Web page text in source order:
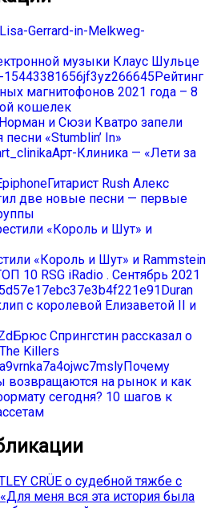
музыки Клаус Шульце
Рейтинг
магнитофонов 2021 года – 8
кошелек
и Сюзи Кватро запели
«Stumblin’ In»
Арт-Клиника — «Лети за
Гитарист Rush Алекс
две новые песни — первые
«Король и Шут» и Rammstein
10 RSG iRadio . Сентябрь 2021
Duran
с королевой Елизаветой II и
Брюс Спрингстин рассказал о
Killers
Почему
возвращаются на рынок и как
сегодня? 10 шагов к
CRÜE о судебной тяжбе с
меня вся эта история была